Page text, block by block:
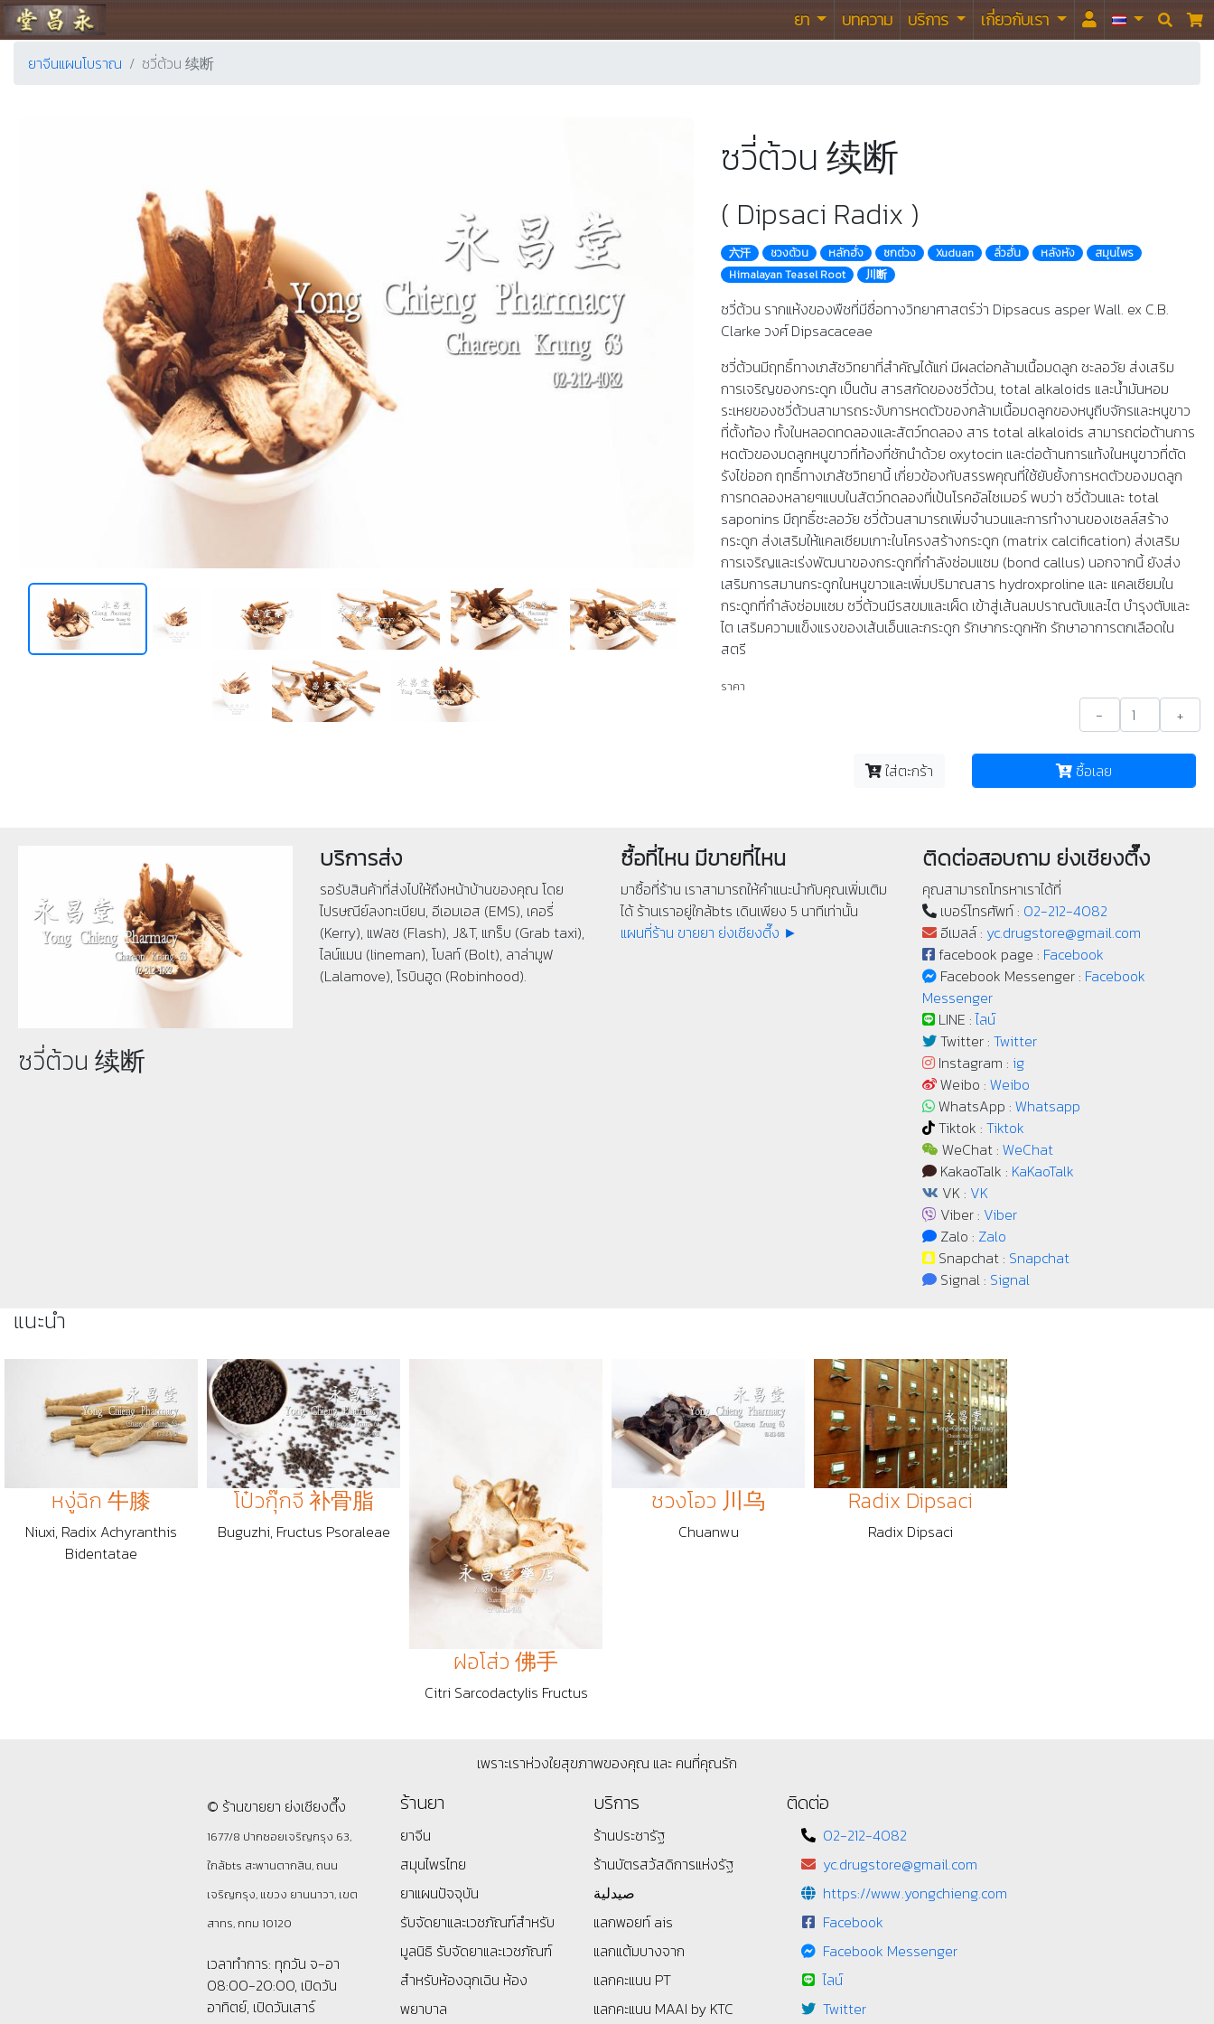
ร้านขายยา ย่งเชียงตึ๊ง ยา บทความ บริการ เกี่ยวกับเรา  
ยาจีนแผนโบราณ ซวี่ต้วน 续断
ซวี่ต้วน 续断
( Dipsaci Radix )
六汗 ชวงต้วน หลักฮั่ง ซกต่วง Xuduan ลิ่วฮั่น หลังหัง
สมุนไพร
Himalayan Teasel Root
川断
ซวี่ต้วน รากแห้งของพืชที่มีชื่อทางวิทยาศาสตร์ว่า Dipsacus asper Wall. ex C.B.
Clarke วงศ์ Dipsacaceae
ซวี่ต้วนมีฤทธิ์ทางเภสัชวิทยาที่สำคัญได้แก่ มีผลต่อกล้ามเนื้อมดลูก ชะลอวัย ส่งเสริม
การเจริญของกระดูก เป็นต้น สารสกัดของชวี่ต้วน, total alkaloids และน้ำมันหอม
ระเหยของชวี่ต้วนสามารถระงับการหดตัวของกล้ามเนื้อมดลูกของหนูถีบจักรและหนูขาว
ที่ตั้งท้อง ทั้งในหลอดทดลองและสัตว์ทดลอง สาร total alkaloids สามารถต่อต้านการ
หดตัวของมดลูกหนูขาวที่ท้องที่ชักนำด้วย oxytocin และต่อต้านการแท้งในหนูขาวที่ตัด
รังไข่ออก ฤทธิ์ทางเภสัชวิทยานี้ เกี่ยวข้องกับสรรพคุณที่ใช้ยับยั้งการหดตัวของมดลูก
การทดลองหลายๆแบบในสัตว์ทดลองที่เป้นโรคอัลไซเมอร์ พบว่า ซวี่ต้วนและ total
saponins มีฤทธิ์ชะลอวัย ชวี่ต้วนสามารถเพิ่มจำนวนและการทำงานของเซลล์สร้าง
กระดูก ส่งเสริมให้แคลเซียมเกาะในโครงสร้างกระดูก (matrix calcification) ส่งเสริม
การเจริญและเร่งพัฒนาของกระดูกที่กำลังซ่อมแซม (bond callus) นอกจากนี้ ยังส่ง
เสริมการสมานกระดูกในหนูขาวและเพิ่มปริมาณสาร hydroxproline และ แคลเซียมใน
กระดูกที่กำลังซ่อมแซม ซวี่ต้วนมีรสขมและเผ็ด เข้าสู่เส้นลมปราณตับและไต บำรุงตับและ
ไต เสริมความแข็งแรงของเส้นเอ็นและกระดูก รักษากระดูกหัก รักษาอาการตกเลือดใน
สตรี
ราคา
- +
ใส่ตะกร้า ซื้อเลย
ซวี่ต้วน 续断
บริการส่ง
รอรับสินค้าที่ส่งไปให้ถึงหน้าบ้านของคุณ โดย
ไปรษณีย์ลงทะเบียน, อีเอมเอส (EMS), เคอรี่
(Kerry), แฟลช (Flash), J&T, แกร็บ (Grab taxi),
ไลน์แมน (lineman), โบลท์ (Bolt), ลาล่ามูฟ
(Lalamove), โรบินฮูด (Robinhood).
ซื้อที่ไหน มีขายที่ไหน
มาซื้อที่ร้าน เราสามารถให้คำแนะนำกับคุณเพิ่มเติม
ได้ ร้านเราอยู่ใกล้bts เดินเพียง 5 นาทีเท่านั้น
แผนที่ร้าน ขายยา ย่งเชียงตึ๊ง ►
ติดต่อสอบถาม ย่งเชียงตึ๊ง
คุณสามารถโทรหาเราได้ที่
เบอร์โทรศัพท์ : 02-212-4082
อีเมลล์ : yc.drugstore@gmail.com
facebook page : Facebook
Facebook Messenger : Facebook
Messenger
LINE :ไลน์
Twitter : Twitter
Instagram : ig
Weibo : Weibo
WhatsApp : Whatsapp
Tiktok : Tiktok
WeChat : WeChat
KakaoTalk : KaKaoTalk
VK : VK
Viber : Viber
Zalo : Zalo
Snapchat : Snapchat
Signal : Signal
แนะนำ
หงู่ฉิก 牛膝
Niuxi, Radix Achyranthis
Bidentatae
โป๋วกุ๊กจี 补骨脂
Buguzhi, Fructus Psoraleae
ฝอโส่ว 佛手
Citri Sarcodactylis Fructus
ชวงโอว 川乌
Chuanwu
Radix Dipsaci
Radix Dipsaci
เพราะเราห่วงใยสุขภาพของคุณ และ คนที่คุณรัก
© ร้านขายยา ย่งเชียงตึ๊ง
1677/8 ปากซอยเจริญกรุง 63,
ใกล้bts สะพานตากสิน, ถนน
เจริญกรุง, แขวง ยานนาวา, เขต
สาทร, กทม 10120
เวลาทำการ: ทุกวัน จ-อา
08:00-20:00, เปิดวัน
อาทิตย์, เปิดวันเสาร์
ร้านยา
ยาจีน
สมุนไพรไทย
ยาแผนปัจจุบัน
รับจัดยาและเวชภัณฑ์สำหรับ
มูลนิธิ รับจัดยาและเวชภัณฑ์
สำหรับห้องฉุกเฉิน ห้อง
พยาบาล
บริการ
ร้านประชารัฐ
ร้านบัตรสว้สดิการแห่งรัฐ
صيدلية
แลกพอยท์ ais
แลกแต้มบางจาก
แลกคะแนน PT
แลกคะแนน MAAI by KTC
ติดต่อ
02-212-4082
yc.drugstore@gmail.com
https://www.yongchieng.com
Facebook
Facebook Messenger
ไลน์
Twitter